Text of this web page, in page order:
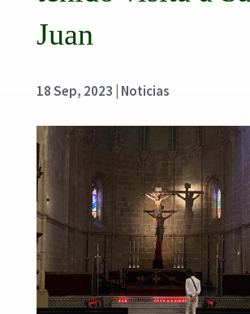
Juan
18 Sep, 2023 Noticias